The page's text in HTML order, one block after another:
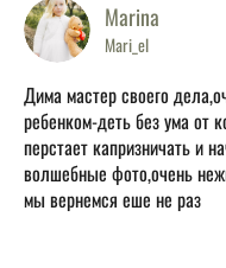
Marina
Mari_el
Дима мастер своего
ребенком-деть без ума от
перстает капризничать и
волшебные фото,очень
мы вернемся еше не раз